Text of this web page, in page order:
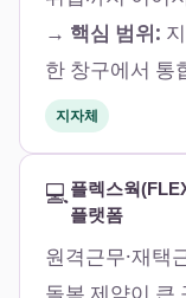
→ 핵심 범위:
한 창구에서 통
지자체
💻플렉스웍
플랫폼
원격근무·재택